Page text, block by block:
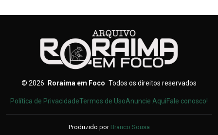
© 2026 Roraima em Foco Todos os direitos reservados
Política de PrivacidadeTermos de UsoAnuncie AquiFale conosco!
Produzido por Branco Sousa